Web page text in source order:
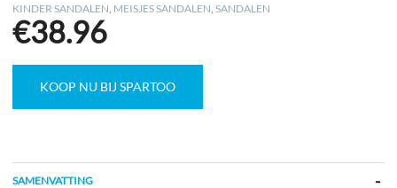
KINDER SANDALEN MEISJES SANDALEN ,SANDALEN
€38.96
KOOP NU BIJ SPARTOO
SAMENVATTING